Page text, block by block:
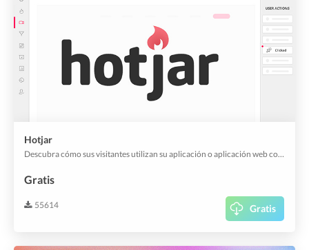
Hotjar
Descubra cómo sus visitantes utilizan su aplicación o aplicación web con los mapas de calor y las grabaciones de pantalla de Hotjar. Y también es útil para el análisis de la experiencia del cliente.
Gratis
55614 Gratis